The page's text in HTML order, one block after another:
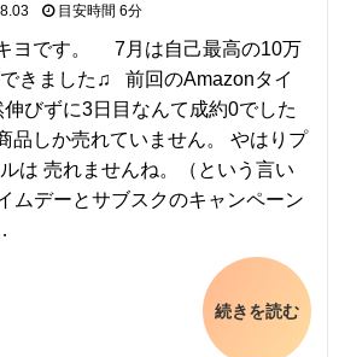
目安時間 6分
ヨです。 7月は自己最高の10万
きました♫ 前回のAmazonタイ
びずに3日目なんて成約0でした
品しか売れていません。 やはりプ
は 売れませんね。（という言い
ムデーとサブスクのキャンペーン
続きを読む